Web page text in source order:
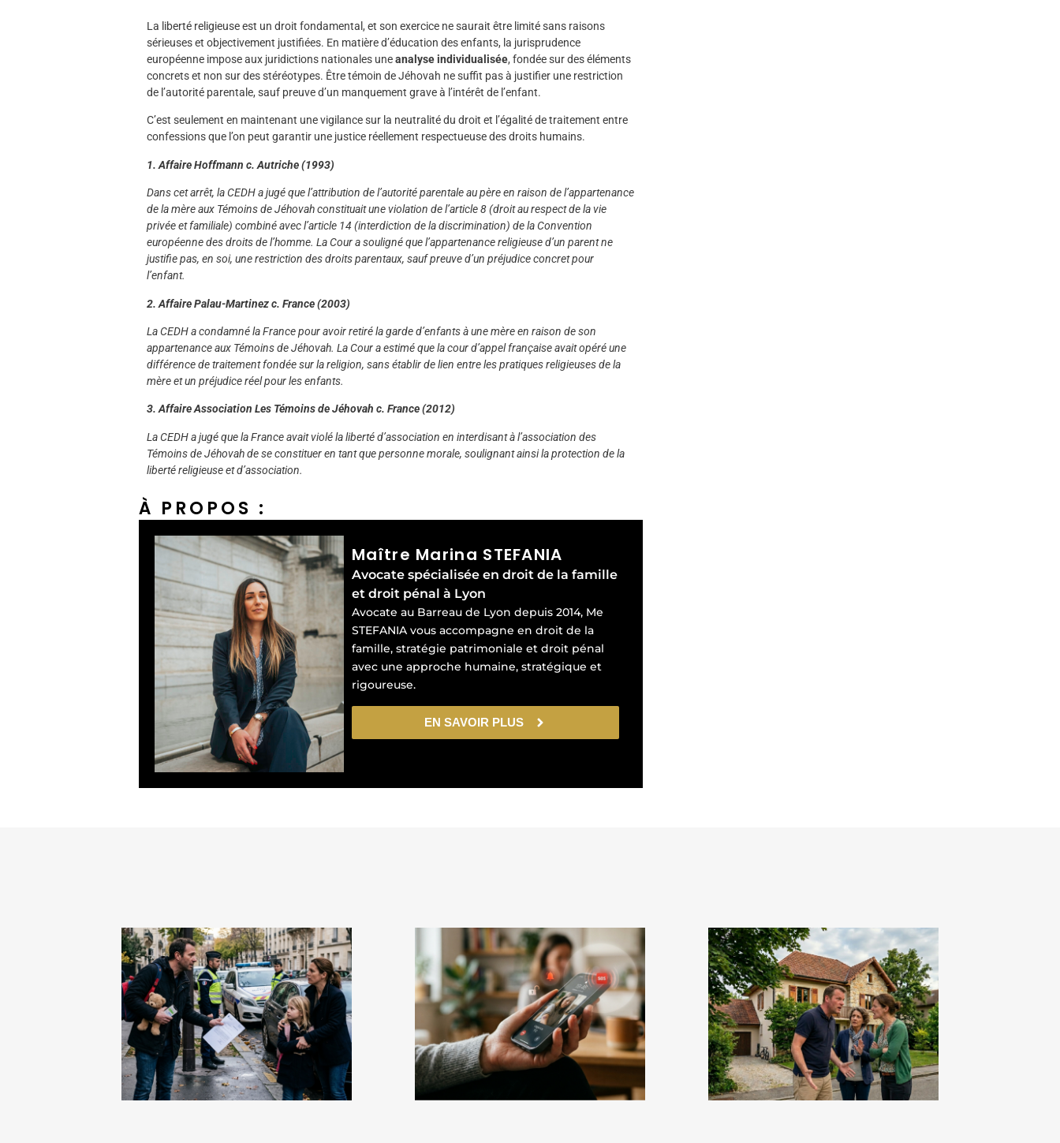
La liberté religieuse est un droit fondamental, et son exercice ne saurait être limité sans raisons
sérieuses et objectivement justifiées. En matière d’éducation des enfants, la jurisprudence
européenne impose aux juridictions nationales uneanalyse individualisée, fondée sur des éléments
concrets et non sur des stéréotypes. Être témoin de Jéhovah ne suffit pas à justifier une restriction
de l’autorité parentale, sauf preuve d’un manquement grave à l’intérêt de l’enfant.
C’est seulement en maintenant une vigilance sur la neutralité du droit et l’égalité de traitement entre
confessions que l’on peut garantir une justice réellement respectueuse des droits humains.
1. Affaire Hoffmann c. Autriche (1993)
Dans cet arrêt, la CEDH a jugé que l’attribution de l’autorité parentale au père en raison de l’appartenance
de la mère aux Témoins de Jéhovah constituait une violation de l’article 8 (droit au respect de la vie
privée et familiale) combiné avec l’article 14 (interdiction de la discrimination) de la Convention
européenne des droits de l’homme. La Cour a souligné que l’appartenance religieuse d’un parent ne
justifie pas, en soi, une restriction des droits parentaux, sauf preuve d’un préjudice concret pour
l’enfant.
2. Affaire Palau-Martinez c. France (2003)
La CEDH a condamné la France pour avoir retiré la garde d’enfants à une mère en raison de son
appartenance aux Témoins de Jéhovah. La Cour a estimé que la cour d’appel française avait opéré une
différence de traitement fondée sur la religion, sans établir de lien entre les pratiques religieuses de la
mère et un préjudice réel pour les enfants.
3. Affaire Association Les Témoins de Jéhovah c. France (2012)
La CEDH a jugé que la France avait violé la liberté d’association en interdisant à l’association des
Témoins de Jéhovah de se constituer en tant que personne morale, soulignant ainsi la protection de la
liberté religieuse et d’association.
À PROPOS :
Maître Marina STEFANIA
Avocate spécialisée en droit de la famille
et droit pénal à Lyon
Avocate au Barreau de Lyon depuis 2014, Me
STEFANIA vous accompagne en droit de la
famille, stratégie patrimoniale et droit pénal
avec une approche humaine, stratégique et
rigoureuse.
EN SAVOIR PLUS